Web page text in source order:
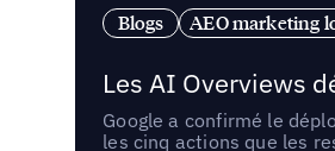
Blogs AEO marketing
Les AI Overviews
Google a confirmé le
les cinq actions que les